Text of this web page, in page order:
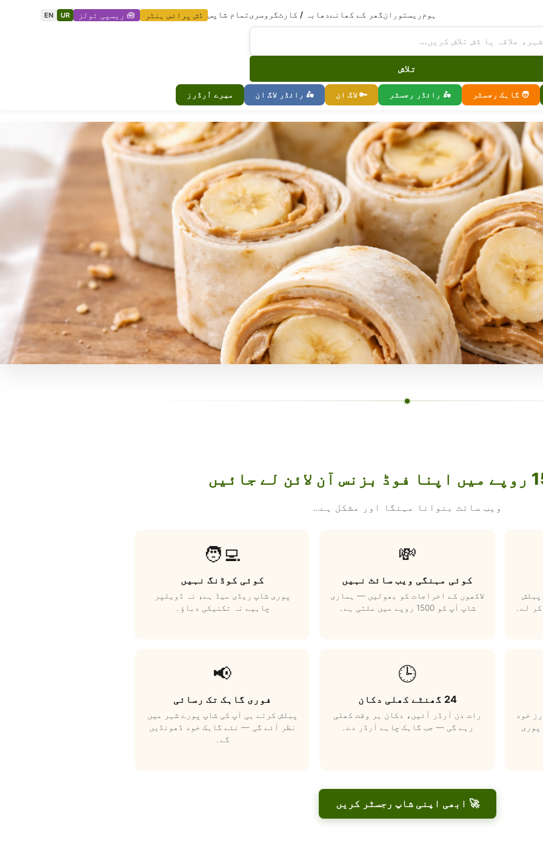
ہوم ریستورانگھر کے کھانےدھابہ / کارٹگروسریتمام شاپس ڈش پرائس ہنٹر 🧰 ریسپی ٹولز UR
EN
تلاش
🧑 گاہک رجسٹر 🛵 رائڈر رجسٹر 🔑 لاگ ان 🛵 رائڈر لاگ ان میرے آرڈرز
ویب سائٹ بنوانا مہنگا اور مشکل ہے...
لے۔
💸
کوئی مہنگی ویب سائٹ نہیں
لاکھوں کے اخراجات کو بھولیں — ہماری
شاپ آپ کو 1500 روپے میں ملتی ہے۔
🧑‍💻
کوئی کوڈنگ نہیں
پوری شاپ ریڈی میڈ ہے، نہ ڈویلپر
چاہیے نہ تکنیکی دباؤ۔
خود
🕒
24 گھنٹے کھلی دکان
رات دن آرڈر آئیں، دکان ہر وقت کھلی
رہے گی — جب گاہک چاہے آرڈر دے۔
📢
فوری گاہک تک رسائی
پبلش کرتے ہی آپ کی شاپ پورے شہر میں
نظر آئے گی — نئے گاہک خود ڈھونڈیں
گے۔
🚀 ابھی اپنی شاپ رجسٹر کریں